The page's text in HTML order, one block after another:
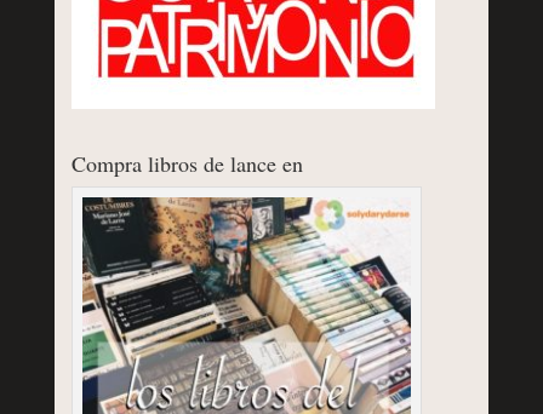
Compra libros de lance en